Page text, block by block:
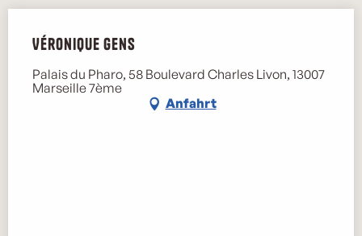
Véronique Gens
Palais du Pharo, 58 Boulevard Charles Livon, 13007
Marseille 7ème
Anfahrt